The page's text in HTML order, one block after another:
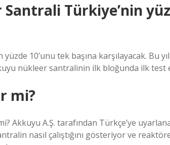
Türkiye’nin
yüzde 10’unu tek başına karşılayacak. Bu
nükleer santralinin ilk bloğunda ilk
mi?
Akkuyu A.Ş. tarafından Türkçe’ye
nasıl çalıştığını gösteriyor ve